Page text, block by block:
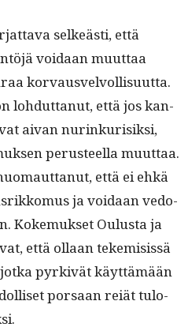
selkeästi, että
voidaan muut­taa
kor­vausvelvol­lisu­ut­ta.
lohdut­tanut, että jos kan­
aivan nurinkurisik­si,
perus­teel­la muut­taa.
että ei ehkä
ja voidaan vedo­
Koke­muk­set Oulus­ta ja
että ollaan tekemi­sis­sä
pyrkivät käyt­tämään
por­saan reiät tulo­